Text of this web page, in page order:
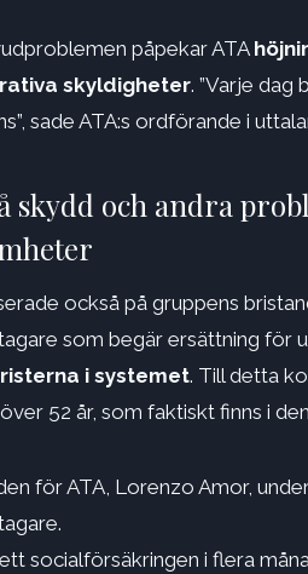
påpekar ATA
skyldigheter. ”Varje dag
sade ATA:s ordförande i
skydd och andra
också på gruppens
som begär ersättning för
i systemet. Till detta
52 år, som faktiskt finns i
för ATA, Lorenzo Amor,
socialförsäkringen i flera